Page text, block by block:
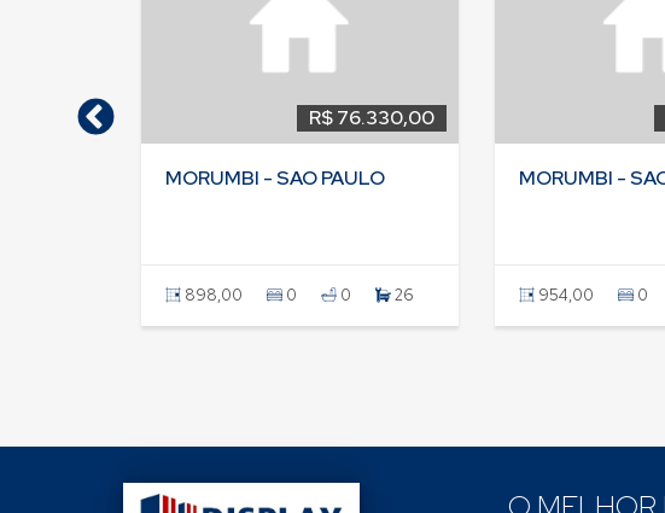
R$ 76.330,00
MORUMBI - SAO PAULO
898,00 0 0 26
MORUMBI -
954,00 0